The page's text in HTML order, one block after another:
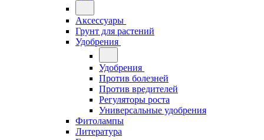
Аксессуары
Грунт для растений
Удобрения
Удобрения
Против болезней
Против вредителей
Регуляторы роста
Универсальные удобрения
Фитолампы
Литература